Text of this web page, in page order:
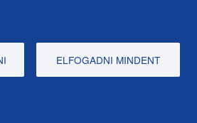
ELFOGADNI MINDENT